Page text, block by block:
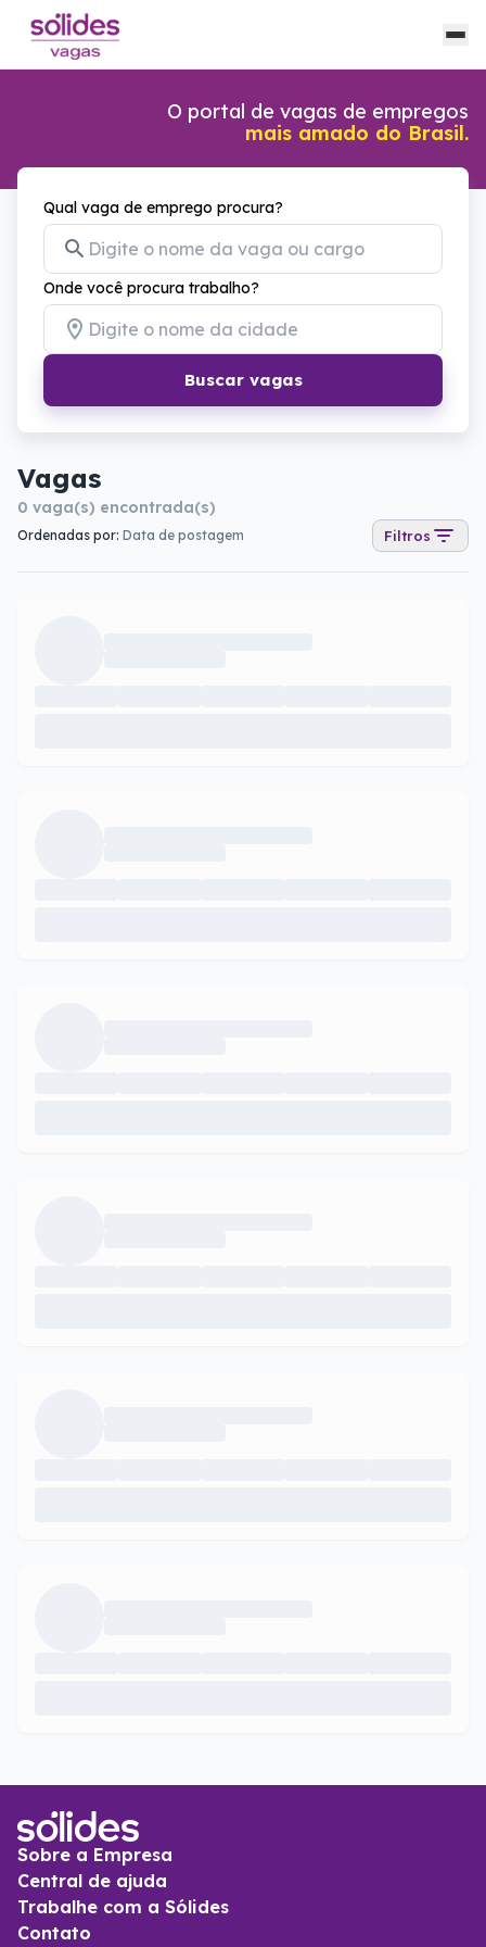
O portal de vagas de empregos
mais amado do Brasil.
Qual vaga de emprego procura?
Onde você procura trabalho?
Buscar vagas
Vagas
0 vaga(s) encontrada(s)
Ordenadas por: Data de postagem Filtros
Sobre a Empresa
Central de ajuda
Trabalhe com a Sólides
Contato